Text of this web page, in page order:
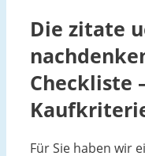
Die zitate
Checkliste
Für Sie haben wir